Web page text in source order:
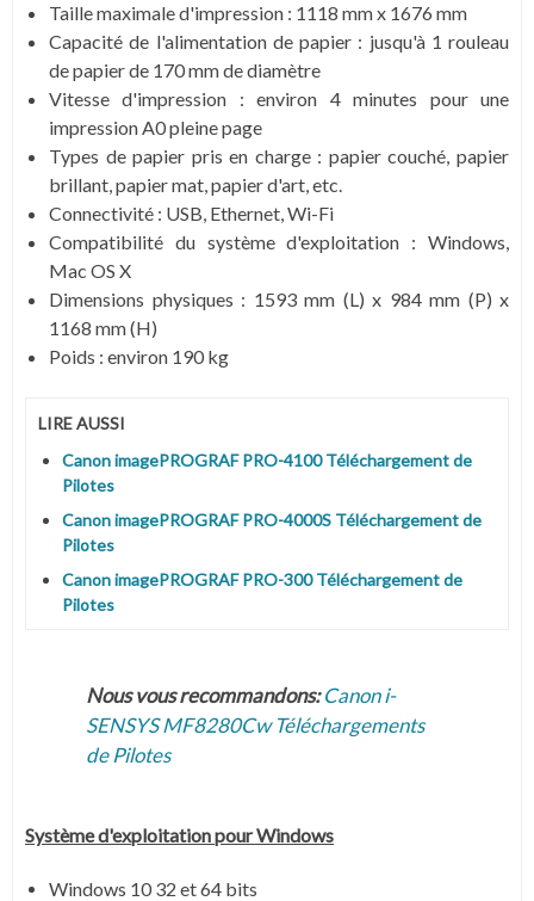
Taille maximale d'impression : 1118 mm x 1676 mm
Capacité de l'alimentation de papier : jusqu'à 1 rouleau
de papier de 170 mm de diamètre
Vitesse d'impression : environ 4 minutes pour une
impression A0 pleine page
Types de papier pris en charge : papier couché, papier
brillant, papier mat, papier d'art, etc.
Connectivité : USB, Ethernet, Wi-Fi
Compatibilité du système d'exploitation : Windows,
Mac OS X
Dimensions physiques : 1593 mm (L) x 984 mm (P) x
1168 mm (H)
Poids : environ 190 kg
LIRE AUSSI
Canon imagePROGRAF PRO-4100 Téléchargement de
Pilotes
Canon imagePROGRAF PRO-4000S Téléchargement de
Pilotes
Canon imagePROGRAF PRO-300 Téléchargement de
Pilotes
Nous vous recommandons:Canon i-
SENSYS MF8280Cw Téléchargements
de Pilotes
Systèmed'exploitation pour Windows
Windows 10 32 et 64 bits